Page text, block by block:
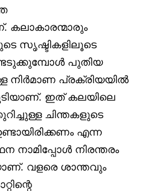
കലാകാരന്മാരും
സൃഷ്ടികളിലൂടെ
പുതിയ
നിർമാണ പ്രക്രിയയിൽ
ഇത് കലയിലെ
ചിന്തകളുടെ
എന്ന
നാമിപ്പോൾ നിരന്തരം
വളരെ ശാന്തവും